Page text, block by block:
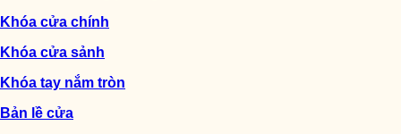
Khóa cửa chính
Khóa cửa sảnh
Khóa tay nắm tròn
Bản lề cửa